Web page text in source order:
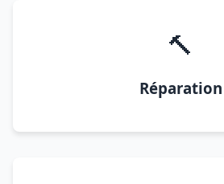
🔨
Réparation